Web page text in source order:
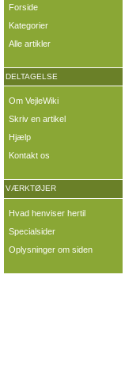
Forside
Kategorier
Alle artikler
DELTAGELSE
Om VejleWiki
Skriv en artikel
Hjælp
Kontakt os
VÆRKTØJER
Hvad henviser hertil
Specialsider
Oplysninger om siden